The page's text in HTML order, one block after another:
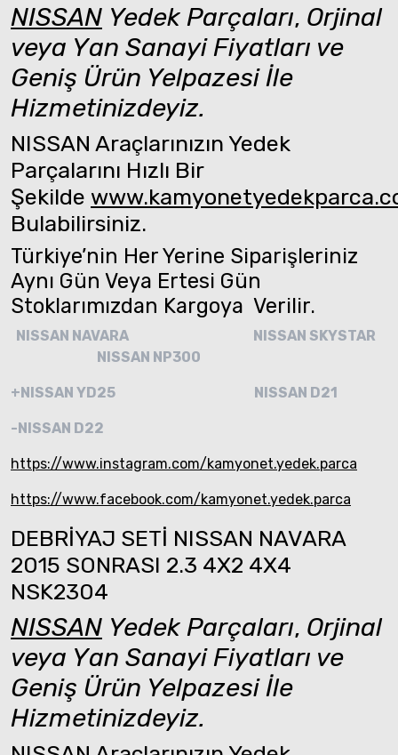
NISSAN Yedek Parçaları, Orjinal
veya Yan Sanayi Fiyatları ve
Geniş Ürün Yelpazesi İle
Hizmetinizdeyiz.
NISSAN Araçlarınızın Yedek
Parçalarını Hızlı Bir
Şekilde
Bulabilirsiniz.
Türkiye’nin Her Yerine Siparişleriniz
Aynı Gün Veya Ertesi Gün
Stoklarımızdan Kargoya Verilir.
NISSAN NAVARA
NISSAN SKYSTAR
NISSAN NP300
+NISSAN YD25 NISSAN D21
-NISSAN D22
https://www.instagram.com/kamyonet.yedek.parca
https://www.facebook.com/kamyonet.yedek.parca
DEBRİYAJ SETİ NISSAN NAVARA
2015 SONRASI 2.3 4X2 4X4
NSK2304
NISSAN Yedek Parçaları, Orjinal
veya Yan Sanayi Fiyatları ve
Geniş Ürün Yelpazesi İle
Hizmetinizdeyiz.